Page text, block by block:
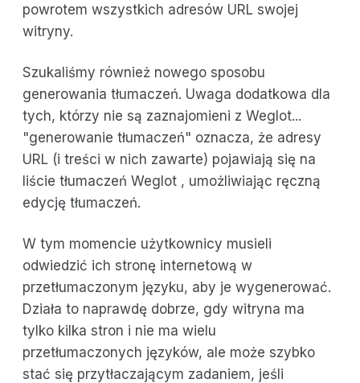
powrotem wszystkich adresów URL swojej
witryny.
Szukaliśmy również nowego sposobu
generowania tłumaczeń. Uwaga dodatkowa dla
tych, którzy nie są zaznajomieni z Weglot...
"generowanie tłumaczeń" oznacza, że adresy
URL (i treści w nich zawarte) pojawiają się na
liście tłumaczeń Weglot , umożliwiając ręczną
edycję tłumaczeń.
W tym momencie użytkownicy musieli
odwiedzić ich stronę internetową w
przetłumaczonym języku, aby je wygenerować.
Działa to naprawdę dobrze, gdy witryna ma
tylko kilka stron i nie ma wielu
przetłumaczonych języków, ale może szybko
stać się przytłaczającym zadaniem, jeśli